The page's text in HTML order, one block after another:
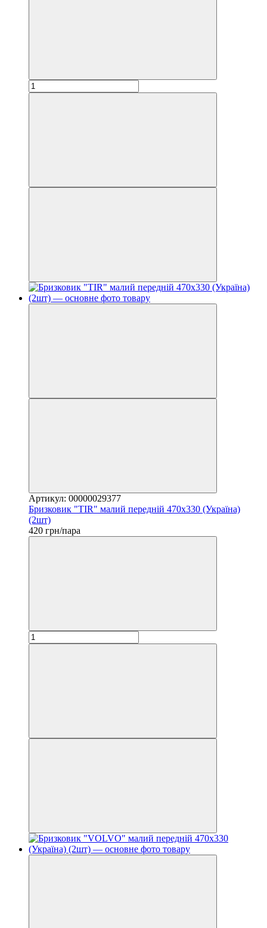
Артикул: 00000029377
Бризковик "TIR" малий передній 470х330 (Україна)
(2шт)
420 грн/пара